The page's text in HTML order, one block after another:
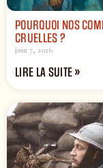
POURQUOI NOS
CRUELLES ?
juin 7, 2026
LIRE LA SUITE »